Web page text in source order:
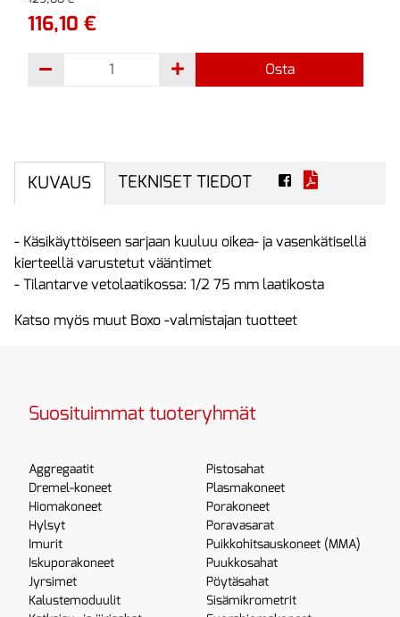
116,10 €
Osta
KUVAUS TEKNISET TIEDOT
- Käsikäyttöiseen sarjaan kuuluu oikea- ja vasenkätisellä
kierteellä varustetut vääntimet
- Tilantarve vetolaatikossa: 1/2 75 mm laatikosta
Katso myös muut Boxo -valmistajan tuotteet
Suosituimmat tuoteryhmät
Aggregaatit
Dremel-koneet
Hiomakoneet
Hylsyt
Imurit
Iskuporakoneet
Jyrsimet
Kalustemoduulit
Pistosahat
Plasmakoneet
Porakoneet
Poravasarat
Puikkohitsauskoneet (MMA)
Puukkosahat
Pöytäsahat
Sisämikrometrit